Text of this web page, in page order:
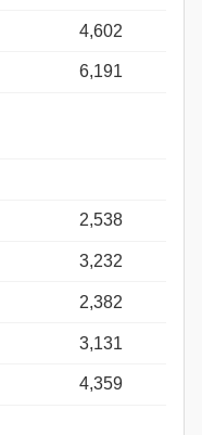
4,602
6,191
2,538
3,232
2,382
3,131
4,359